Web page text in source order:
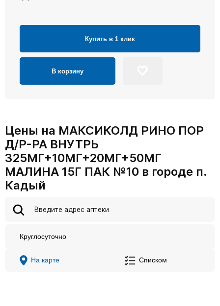
Купить в 1 клик
В корзину
Цены на МАКСИКОЛД РИНО ПОР
Д/Р-РА ВНУТРЬ
325МГ+10МГ+20МГ+50МГ
МАЛИНА 15Г ПАК №10 в городе п.
Кадый
Круглосуточно
На карте Списком